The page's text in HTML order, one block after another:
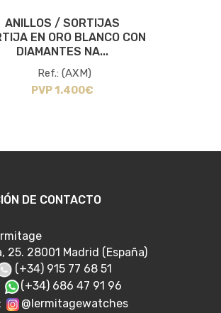
ANILLOS / SORTIJAS
EN ORO BLANCO CON
DIAMANTES NA...
Ref.: (AXM)
PVP 1.400€
DE CONTACTO
25. 28001 Madrid (España)
(+34) 915 77 68 51
(+34) 686 47 91 96
@lermitagewatches